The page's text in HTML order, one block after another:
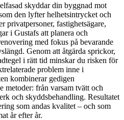
skyddar din byggnad mot
den lyfter helhetsintrycket och
privatpersoner, fastighetsägare,
i Gustafs att planera och
med fokus på bevarande
Genom att åtgärda sprickor,
i rätt tid minskar du risken för
problem inne i
kombinerar gedigen
metoder: från varsam tvätt och
och skyddsbehandling. Resultatet
som andas kvalitet – och som
år efter år.